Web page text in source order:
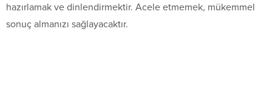
hazırlamak ve dinlendirmektir. Acele etmemek, mükemmel
sonuç almanızı sağlayacaktır.